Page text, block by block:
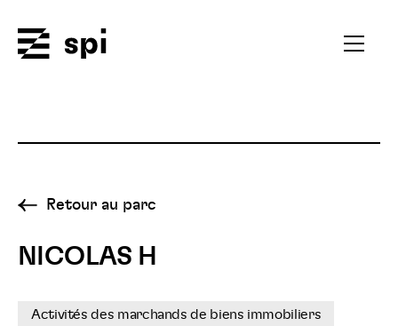
Ouvrir
Retour au parc
NICOLAS H
Activités des marchands de biens immobiliers